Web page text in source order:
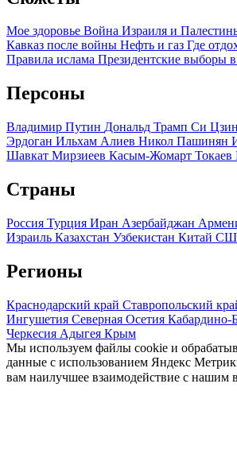
Мое здоровье Война Израиля и
Кавказ после войны Нефть и газ Где
Правила ислама Президентские выборы
Персоны
Владимир Путин Дональд Трамп Си
Эрдоган Ильхам Алиев Никол Пашинян
Шавкат Мирзиеев Касым-Жомарт Токаев
Страны
Россия Турция Иран Азербайджан
Израиль Казахстан Узбекистан Китай
Регионы
Краснодарский край Ставропольский
Ингушетия Северная Осетия Кабардино-
Черкесия Адыгея Крым
Мы используем файлы cookie и
данные с использованием Яндекс
вам наилучшее взаимодействие с нашим